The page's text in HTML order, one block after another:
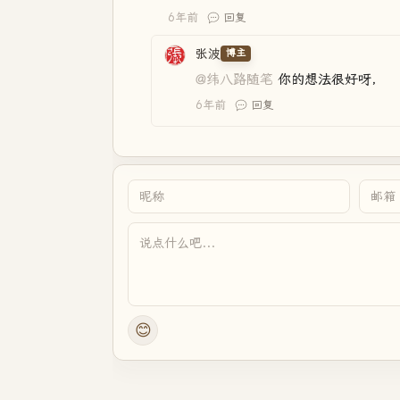
6年前 回复
张波 博主
@纬八路随笔 你的想法很好呀，
6年前 回复
😊